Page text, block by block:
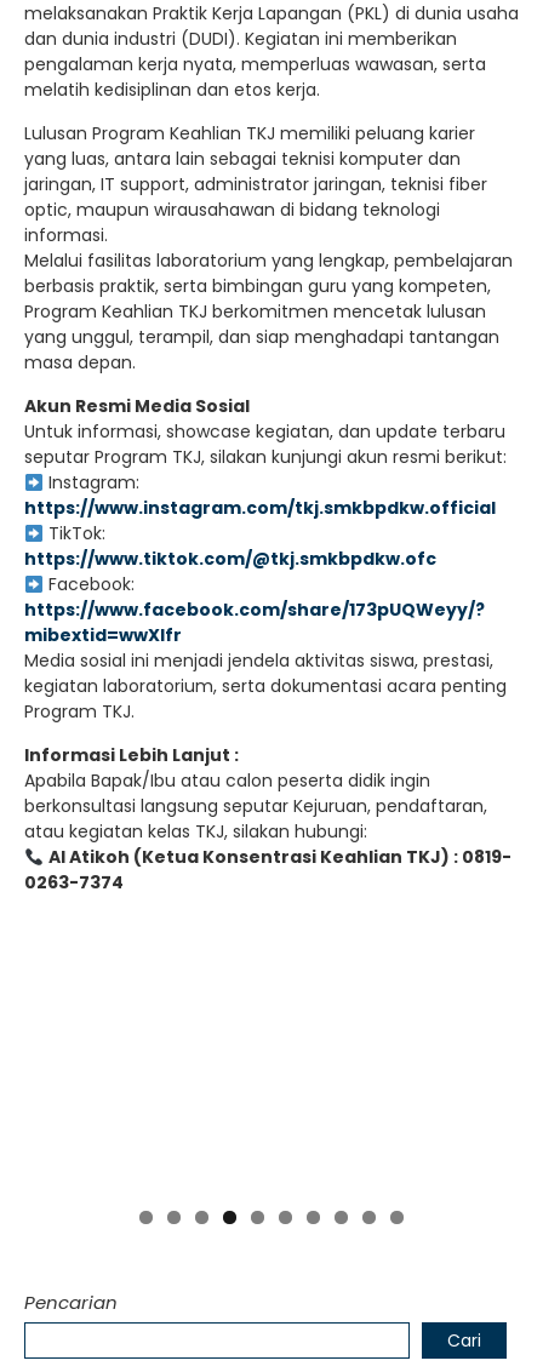
melaksanakan Praktik Kerja Lapangan (PKL) di dunia usaha
dan dunia industri (DUDI). Kegiatan ini memberikan
pengalaman kerja nyata, memperluas wawasan, serta
melatih kedisiplinan dan etos kerja.
Lulusan Program Keahlian TKJ memiliki peluang karier
yang luas, antara lain sebagai teknisi komputer dan
jaringan, IT support, administrator jaringan, teknisi fiber
optic, maupun wirausahawan di bidang teknologi
informasi.
Melalui fasilitas laboratorium yang lengkap, pembelajaran
berbasis praktik, serta bimbingan guru yang kompeten,
Program Keahlian TKJ berkomitmen mencetak lulusan
yang unggul, terampil, dan siap menghadapi tantangan
masa depan.
Akun Resmi Media Sosial
Untuk informasi, showcase kegiatan, dan update terbaru
seputar Program TKJ, silakan kunjungi akun resmi berikut:
Instagram:
https://www.instagram.com/tkj.smkbpdkw.official
TikTok:
https://www.tiktok.com/@tkj.smkbpdkw.ofc
Facebook:
https://www.facebook.com/share/173pUQWeyy/?
mibextid=wwXIfr
Media sosial ini menjadi jendela aktivitas siswa, prestasi,
kegiatan laboratorium, serta dokumentasi acara penting
Program TKJ.
Informasi Lebih Lanjut :
Apabila Bapak/Ibu atau calon peserta didik ingin
berkonsultasi langsung seputar Kejuruan, pendaftaran,
atau kegiatan kelas TKJ, silakan hubungi:
Al Atikoh (Ketua Konsentrasi Keahlian TKJ) : 0819-
0263-7374
Pencarian
Cari